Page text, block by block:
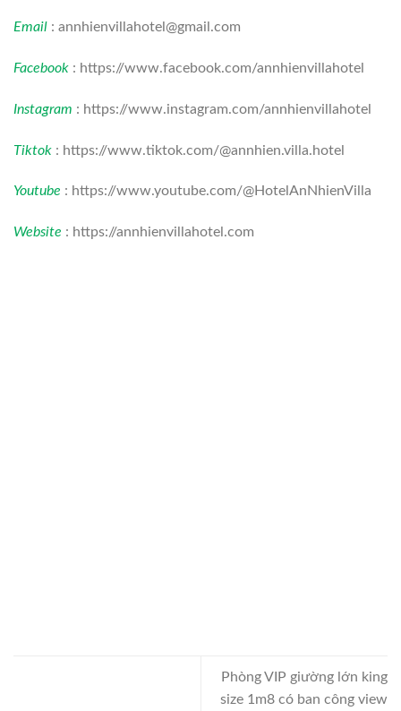
Email : annhienvillahotel@gmail.com
Facebook : https://www.facebook.com/annhienvillahotel
Instagram : https://www.instagram.com/annhienvillahotel
Tiktok : https://www.tiktok.com/@annhien.villa.hotel
Youtube : https://www.youtube.com/@HotelAnNhienVilla
Website : https://annhienvillahotel.com
Phòng VIP giường lớn king
size 1m8 có ban công view